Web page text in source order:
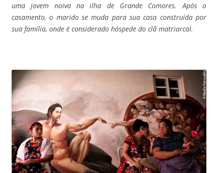
uma jovem noiva na ilha de Grande Comores. Após o
casamento, o marido se muda para sua casa construída por
sua família, onde é considerado hóspede do clã matriarcal.